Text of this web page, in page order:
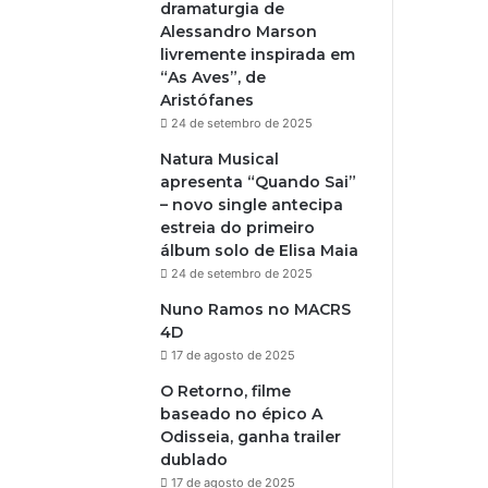
dramaturgia de
Alessandro Marson
livremente inspirada em
“As Aves”, de
Aristófanes
24 de setembro de 2025
Natura Musical
apresenta “Quando Sai”
– novo single antecipa
estreia do primeiro
álbum solo de Elisa Maia
24 de setembro de 2025
Nuno Ramos no MACRS
4D
17 de agosto de 2025
O Retorno, filme
baseado no épico A
Odisseia, ganha trailer
dublado
17 de agosto de 2025